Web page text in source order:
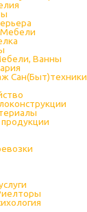
Ванны
Сан(Быт)техники